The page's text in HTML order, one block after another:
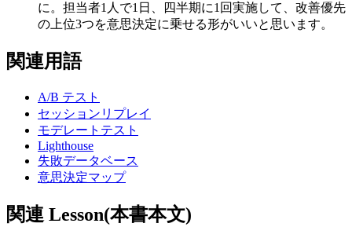
に。担当者1人で1日、四半期に1回実施して、改善優先
の上位3つを意思決定に乗せる形がいいと思います。
関連用語
A/B テスト
セッションリプレイ
モデレートテスト
Lighthouse
失敗データベース
意思決定マップ
関連 Lesson(本書本文)